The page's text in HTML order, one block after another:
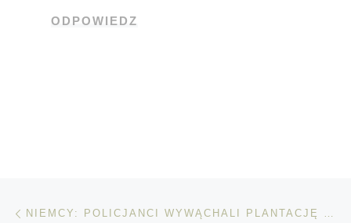
ODPOWIEDZ
Nawigacja wpisu NIEMCY: POLICJANCI WYWĄCHALI PLANTACJĘ MARIHUANY